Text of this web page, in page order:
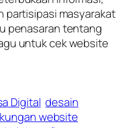
partisipasi masyarakat
penasaran tentang
untuk cek website
Digital desain
website